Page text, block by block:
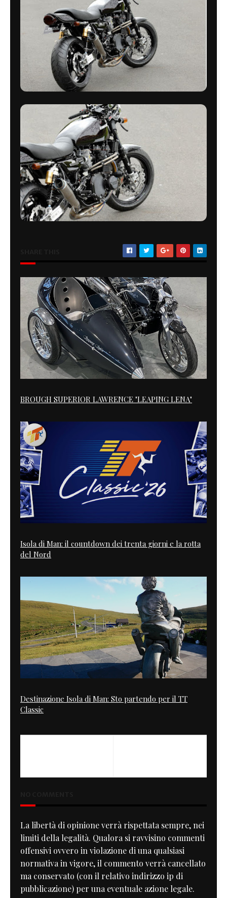
BROUGH SUPERIOR LAWRENCE "LEAPING LENA"
Isola di Man: il countdown dei trenta giorni e la rotta
del Nord
Destinazione Isola di Man: Sto partendo per il TT
Classic
La libertà di opinione verrà rispettata sempre, nei
limiti della legalità. Qualora si ravvisino commenti
offensivi ovvero in violazione di una qualsiasi
normativa in vigore, il commento verrà cancellato
ma conservato (con il relativo indirizzo ip di
pubblicazione) per una eventuale azione legale.